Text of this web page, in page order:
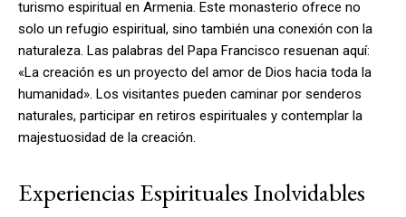
turismo espiritual en Armenia. Este monasterio ofrece no
solo un refugio espiritual, sino también una conexión con la
naturaleza. Las palabras del Papa Francisco resuenan aquí:
«La creación es un proyecto del amor de Dios hacia toda la
humanidad». Los visitantes pueden caminar por senderos
naturales, participar en retiros espirituales y contemplar la
majestuosidad de la creación.
Experiencias Espirituales Inolvidables